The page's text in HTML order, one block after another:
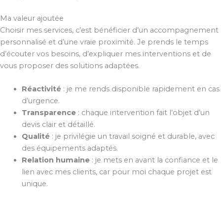
Ma valeur ajoutée
Choisir mes services, c’est bénéficier d’un accompagnement
personnalisé et d’une vraie proximité. Je prends le temps
d’écouter vos besoins, d’expliquer mes interventions et de
vous proposer des solutions adaptées.
Réactivité: je me rends disponible rapidement en cas
d’urgence.
Transparence: chaque intervention fait l’objet d’un
devis clair et détaillé.
Qualité: je privilégie un travail soigné et durable, avec
des équipements adaptés.
Relation humaine: je mets en avant la confiance et le
lien avec mes clients, car pour moi chaque projet est
unique.